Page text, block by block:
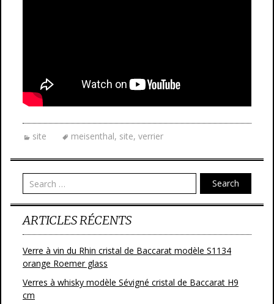
site meisenthal, site, verrier
Search
ARTICLES RÉCENTS
Verre à vin du Rhin cristal de Baccarat modèle S1134
orange Roemer glass
Verres à whisky modèle Sévigné cristal de Baccarat H9
cm